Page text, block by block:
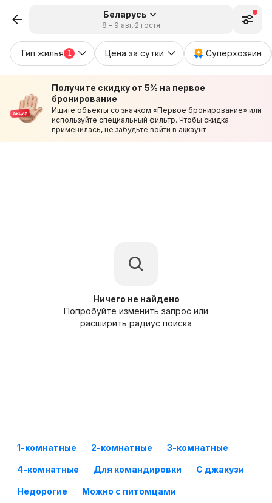
Беларусь
8 – 9 авг. 2 гостя
Тип жилья 1 Цена за сутки Суперхозяин
Получите скидку от 5% на первое
бронирование
Ищите объекты со значком «Первое бронирование» или
используйте специальный фильтр. Чтобы скидка
применилась, не забудьте войти в аккаунт
Ничего не найдено
Попробуйте изменить запрос или
расширить радиус поиска
1-комнатные 2-комнатные 3-комнатные
4-комнатные Для командировки С джакузи
Недорогие Можно с питомцами